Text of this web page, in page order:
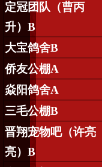
定冠团队（曹丙
升）B
大宝鸽舍B
侨友公棚A
焱阳鸽舍A
三毛公棚B
晋翔宠物吧（许亮
亮）B